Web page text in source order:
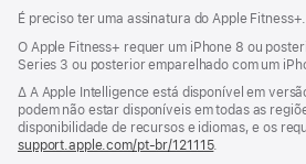
É preciso ter uma assinatura do Apple Fitness+.
O Apple Fitness+ requer um iPhone 8 ou
Series 3 ou posterior emparelhado com um
Nota
de
rodapé
∆ A Apple Intelligence está disponível em
podem não estar disponíveis em todas as
disponibilidade de recursos e idiomas, e os
support.apple.com/pt-br/121115(o
.